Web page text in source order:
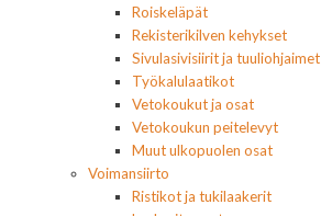
Roiskeläpät
Rekisterikilven kehykset
Sivulasivisiirit ja tuuliohjaimet
Työkalulaatikot
Vetokoukut ja osat
Vetokoukun peitelevyt
Muut ulkopuolen osat
Voimansiirto
Ristikot ja tukilaakerit